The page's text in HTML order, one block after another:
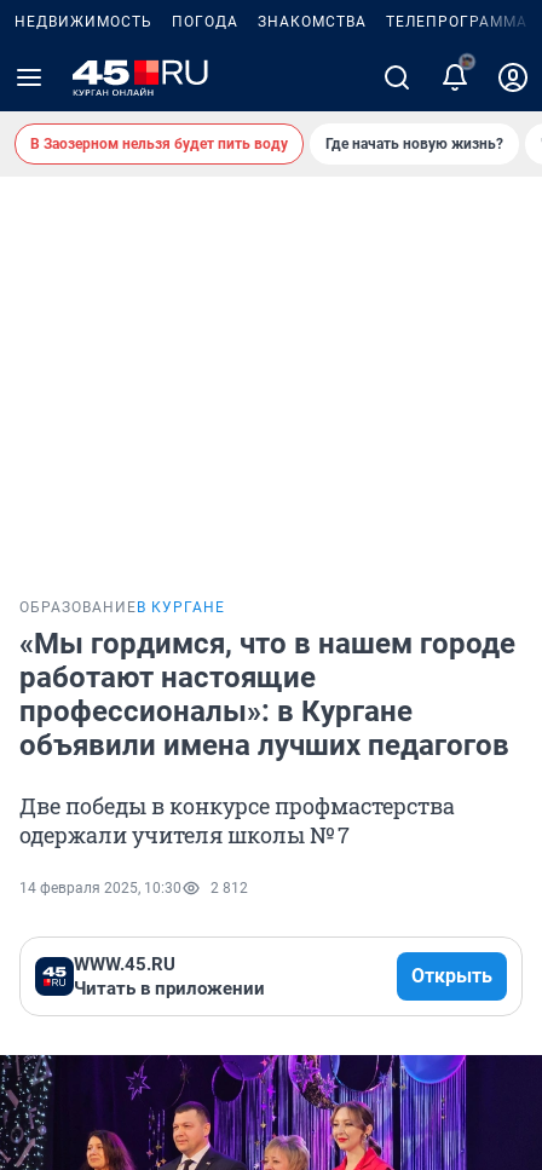
НЕДВИЖИМОСТЬ ПОГОДА ЗНАКОМСТВА ТЕЛЕПРОГРАММА
В Заозерном нельзя будет пить воду Где начать новую жизнь?
ОБРАЗОВАНИЕ В КУРГАНЕ
«Мы гордимся, что в нашем городе
работают настоящие
профессионалы»: в Кургане
объявили имена лучших педагогов
Две победы в конкурсе профмастерства
одержали учителя школы № 7
14 февраля 2025, 10:30 2 812
WWW.45.RU
Читать в приложении
Открыть